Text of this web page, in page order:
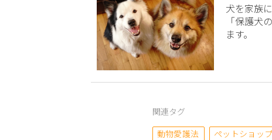
犬を家族
「保護犬
ます。
関連タグ
動物愛護法
ペットショップ